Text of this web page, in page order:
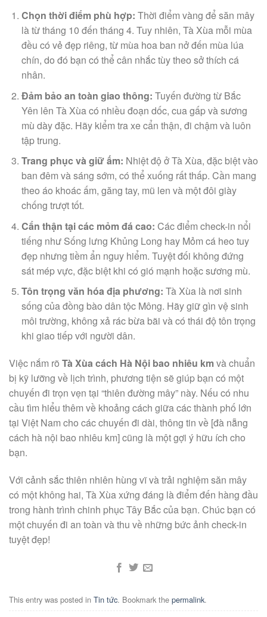
Chọn thời điểm phù hợp: Thời điểm vàng để săn mây
là từ tháng 10 đến tháng 4. Tuy nhiên, Tà Xùa mỗi mùa
đều có vẻ đẹp riêng, từ mùa hoa ban nở đến mùa lúa
chín, do đó bạn có thể cân nhắc tùy theo sở thích cá
nhân.
Đảm bảo an toàn giao thông: Tuyến đường từ Bắc
Yên lên Tà Xùa có nhiều đoạn dốc, cua gấp và sương
mù dày đặc. Hãy kiểm tra xe cẩn thận, đi chậm và luôn
tập trung.
Trang phục và giữ ấm: Nhiệt độ ở Tà Xùa, đặc biệt vào
ban đêm và sáng sớm, có thể xuống rất thấp. Cần mang
theo áo khoác ấm, găng tay, mũ len và một đôi giày
chống trượt tốt.
Cẩn thận tại các mỏm đá cao: Các điểm check-in nổi
tiếng như Sống lưng Khủng Long hay Mỏm cá heo tuy
đẹp nhưng tiềm ẩn nguy hiểm. Tuyệt đối không đứng
sát mép vực, đặc biệt khi có gió mạnh hoặc sương mù.
Tôn trọng văn hóa địa phương: Tà Xùa là nơi sinh
sống của đồng bào dân tộc Mông. Hãy giữ gìn vệ sinh
môi trường, không xả rác bừa bãi và có thái độ tôn trọng
khi giao tiếp với người dân.
Việc nắm rõ Tà Xùa cách Hà Nội bao nhiêu kmvà chuẩn
bị kỹ lưỡng về lịch trình, phương tiện sẽ giúp bạn có một
chuyến đi trọn vẹn tại “thiên đường mây” này. Nếu có nhu
cầu tìm hiểu thêm về khoảng cách giữa các thành phố lớn
tại Việt Nam cho các chuyến đi dài, thông tin về [đà nẵng
cách hà nội bao nhiêu km] cũng là một gợi ý hữu ích cho
bạn.
Với cảnh sắc thiên nhiên hùng vĩ và trải nghiệm săn mây
có một không hai, Tà Xùa xứng đáng là điểm đến hàng đầu
trong hành trình chinh phục Tây Bắc của bạn. Chúc bạn có
một chuyến đi an toàn và thu về những bức ảnh check-in
tuyệt đẹp!
This entry was posted in Tin tức. Bookmark the permalink.